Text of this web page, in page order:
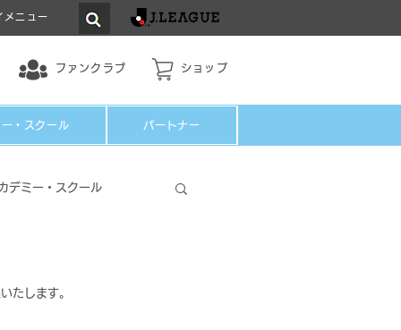
メニュー
ファンクラブ ショップ
・スクール パートナー
デミー・スクール
たします。